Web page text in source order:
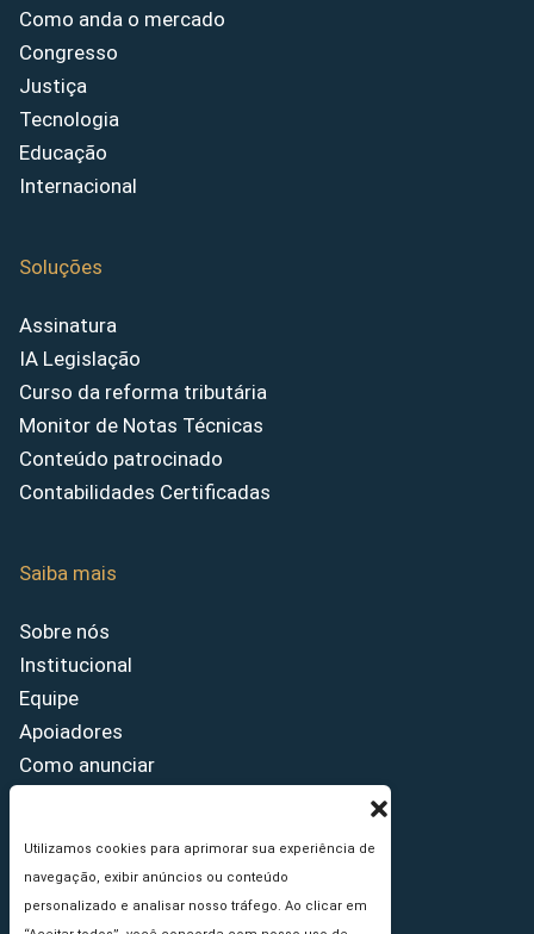
Utilizamos cookies para aprimorar sua experiência de
navegação, exibir anúncios ou conteúdo
personalizado e analisar nosso tráfego. Ao clicar em
Como anda o mercado
Congresso
Justiça
Tecnologia
Educação
Internacional
Soluções
Assinatura
IA Legislação
Curso da reforma tributária
Monitor de Notas Técnicas
Conteúdo patrocinado
Contabilidades Certificadas
Saiba mais
Sobre nós
Institucional
Equipe
Apoiadores
Como anunciar
Princípios Editoriais